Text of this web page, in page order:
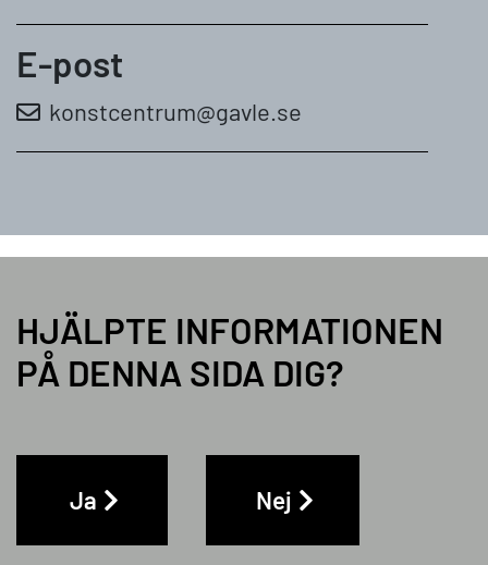
E-post
konstcentrum@gavle.se
HJÄLPTE INFORMATIONEN
PÅ DENNA SIDA DIG?
Ja Nej